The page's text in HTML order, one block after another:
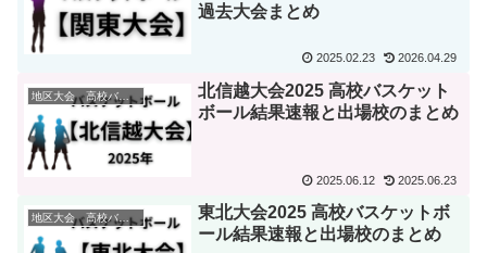
過去大会まとめ
2025.02.23 2026.04.29
地区大会 高校バスケ
北信越大会2025 高校バスケット
ボール結果速報と出場校のまとめ
2025.06.12 2025.06.23
地区大会 高校バスケ
東北大会2025 高校バスケットボ
ール結果速報と出場校のまとめ